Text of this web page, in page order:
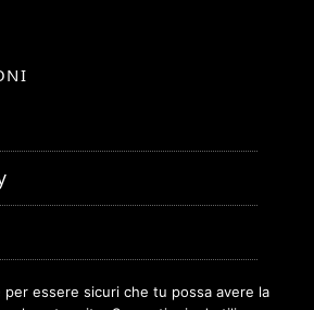
per essere sicuri che tu possa avere la